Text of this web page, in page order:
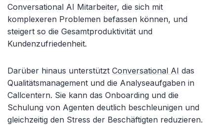
Conversational AI Mitarbeiter, die sich mit
komplexeren Problemen befassen können, und
steigert so die Gesamtproduktivität und
Kundenzufriedenheit.
Darüber hinaus unterstützt Conversational AI das
Qualitätsmanagement und die Analyseaufgaben in
Callcentern. Sie kann das Onboarding und die
Schulung von Agenten deutlich beschleunigen und
gleichzeitig den Stress der Beschäftigten reduzieren.